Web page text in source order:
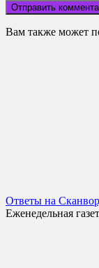
Вам также может
Ответы на
Еженедельная